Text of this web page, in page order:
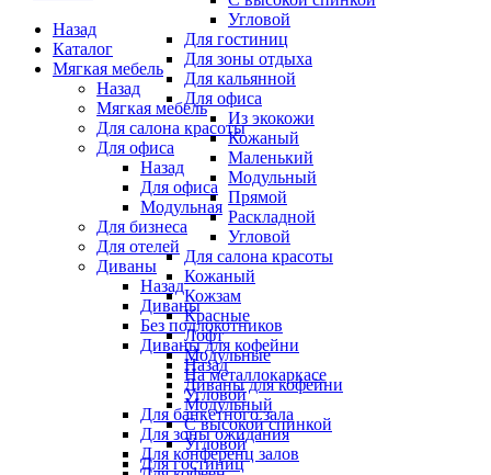
Угловой
Для гостиниц
Для зоны отдыха
Для кальянной
Для офиса
Из экокожи
Кожаный
Маленький
Модульный
Прямой
Раскладной
Угловой
Для салона красоты
Кожаный
Кожзам
Красные
Лофт
Модульные
На металлокаркасе
Угловой
Для банкетного зала
Для зоны ожидания
Для конференц залов
Назад
Каталог
Мягкая мебель
Назад
Мягкая мебель
Для салона красоты
Для офиса
Назад
Для офиса
Модульная
Для бизнеса
Для отелей
Диваны
Назад
Диваны
Без подлокотников
Диваны для кофейни
Назад
Диваны для кофейни
Модульный
С высокой спинкой
Угловой
Для гостиниц